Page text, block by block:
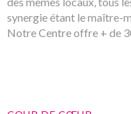
synergie étant le maître-
Notre Centre offre + de